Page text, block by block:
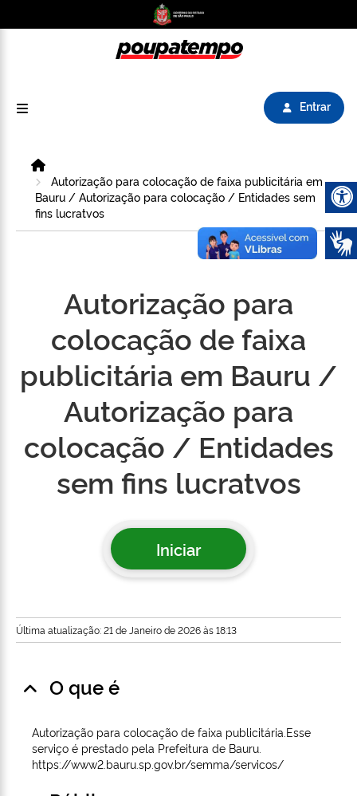
Entrar
Autorização para colocação de faixa publicitária em
Bauru / Autorização para colocação / Entidades sem
fins lucratvos
Autorização para
colocação de faixa
publicitária em Bauru /
Autorização para
colocação / Entidades
sem fins lucratvos
Iniciar
Última atualização: 21 de Janeiro de 2026 às 18:13
O que é
Autorização para colocação de faixa publicitária.Esse
serviço é prestado pela Prefeitura de Bauru.
https://www2.bauru.sp.gov.br/semma/servicos/
Abrir